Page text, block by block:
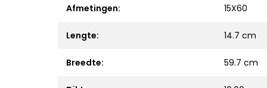
Afmetingen: 15X60
Lengte: 14.7 cm
Breedte: 59.7 cm